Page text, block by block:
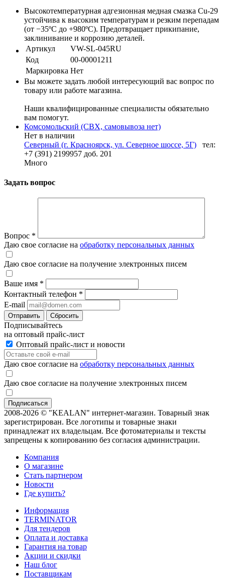
Высокотемпературная адгезионная медная смазка Cu-29
устойчива к высоким температурам и резким перепадам
(от −35ºС до +980ºС). Предотвращает прикипание,
заклинивание и коррозию деталей.
Артикул
VW-SL-045RU
Код
00-00001211
Маркировка Нет
Вы можете задать любой интересующий вас вопрос по
товару или работе магазина.
Наши квалифицированные специалисты обязательно
вам помогут.
Комсомольский (СВХ, самовывоза нет)
Нет в наличии
Северный (г. Красноярск, ул. Северное шоссе, 5Г)
тел:
+7 (391) 2199957 доб. 201
Много
Задать вопрос
Вопрос *
Даю свое согласие на обработку персональных данных
Даю свое согласие на получение электронных писем
Ваше имя *
Контактный телефон *
E-mail
Отправить Сбросить
Подписывайтесь
на оптовый прайс-лист
Оптовый прайс-лист и новости
Даю свое согласие на обработку персональных данных
Даю свое согласие на получение электронных писем
2008-2026 © "KEALAN" интернет-магазин. Товарный знак
зарегистрирован. Все логотипы и товарные знаки
принадлежат их владельцам. Все фотоматериалы и тексты
запрещены к копированию без согласия администрации.
Компания
О магазине
Стать партнером
Новости
Где купить?
Информация
TERMINATOR
Для тендеров
Оплата и доставка
Гарантия на товар
Акции и скидки
Наш блог
Поставщикам